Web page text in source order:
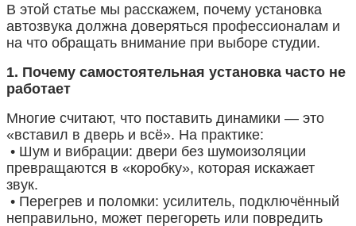
В этой статье мы расскажем, почему установка
автозвука должна доверяться профессионалам и
на что обращать внимание при выборе студии.
1. Почему самостоятельная установка часто не
работает
Многие считают, что поставить динамики — это
«вставил в дверь и всё». На практике:
• Шум и вибрации: двери без шумоизоляции
превращаются в «коробку», которая искажает
звук.
• Перегрев и поломки: усилитель, подключённый
неправильно, может перегореть или повредить